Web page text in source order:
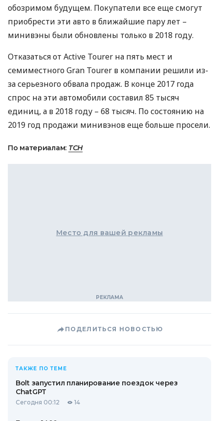
обозримом будущем. Покупатели все еще смогут
приобрести эти авто в ближайшие пару лет –
минивэны были обновлены только в 2018 году.
Отказаться от Active Tourer на пять мест и
семиместного Gran Tourer в компании решили из-
за серьезного обвала продаж. В конце 2017 года
спрос на эти автомобили составил 85 тысяч
единиц, а в 2018 году – 68 тысяч. По состоянию на
2019 год продажи минивэнов еще больше просели.
По материалам: ТСН
Место для вашей рекламы
ПОДЕЛИТЬСЯ НОВОСТЬЮ
ТАКЖЕ ПО ТЕМЕ
Bolt запустил планирование поездок через
ChatGPT
Сегодня 00:12 14